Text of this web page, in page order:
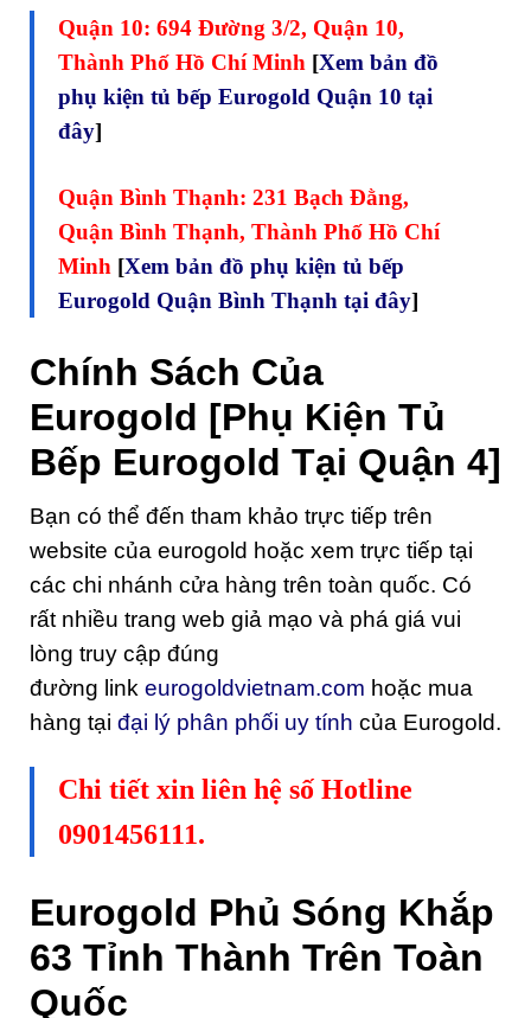
Quận 10: 694 Đường 3/2, Quận 10,
Thành Phố Hồ Chí Minh [Xem bản đồ
phụ kiện tủ bếp Eurogold Quận 10 tại
đây]
Quận Bình Thạnh: 231 Bạch Đằng,
Quận Bình Thạnh, Thành Phố Hồ Chí
Minh [Xem bản đồ phụ kiện tủ bếp
Eurogold Quận Bình Thạnh tại đây]
Chính Sách Của
Eurogold [Phụ Kiện Tủ
Bếp Eurogold Tại Quận 4]
Bạn có thể đến tham khảo trực tiếp trên
website của eurogold hoặc xem trực tiếp tại
các chi nhánh cửa hàng trên toàn quốc. Có
rất nhiều trang web giả mạo và phá giá vui
lòng truy cập đúng
đường link eurogoldvietnam.com hoặc mua
hàng tại đại lý phân phối uy tính của Eurogold.
Chi tiết xin liên hệ số Hotline
0901456111.
Eurogold Phủ Sóng Khắp
63 Tỉnh Thành Trên Toàn
Quốc